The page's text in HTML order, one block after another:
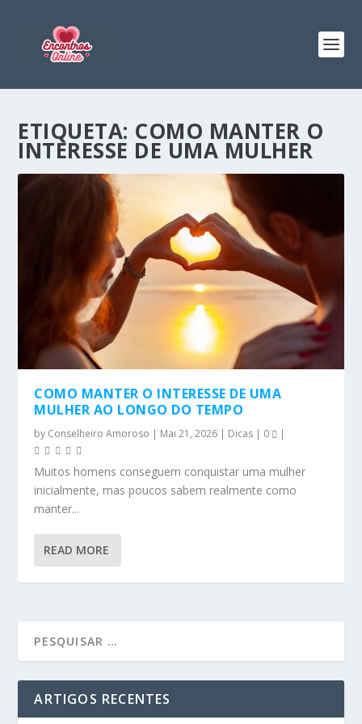
ETIQUETA: COMO MANTER O
INTERESSE DE UMA MULHER
COMO MANTER O INTERESSE DE UMA
MULHER AO LONGO DO TEMPO
by Conselheiro Amoroso | Mai 21, 2026 | Dicas | 0 |
Muitos homens conseguem conquistar uma mulher
inicialmente, mas poucos sabem realmente como
manter...
READ MORE
ARTIGOS RECENTES